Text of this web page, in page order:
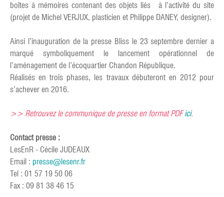
boîtes à mémoires contenant des objets liés à l’activité du site
(projet de Michel VERJUX, plasticien et Philippe DANEY, designer).
Ainsi l’inauguration de la presse Bliss le 23 septembre dernier a
marqué symboliquement le lancement opérationnel de
l’aménagement de l’écoquartier Chandon République.
Réalisés en trois phases, les travaux débuteront en 2012 pour
s’achever en 2016.
>> Retrouvez le communique de presse en format PDFici.
Contact presse :
LesEnR - Cécile JUDEAUX
Email : presse@lesenr.fr
Tel : 01 57 19 50 06
Fax : 09 81 38 46 15